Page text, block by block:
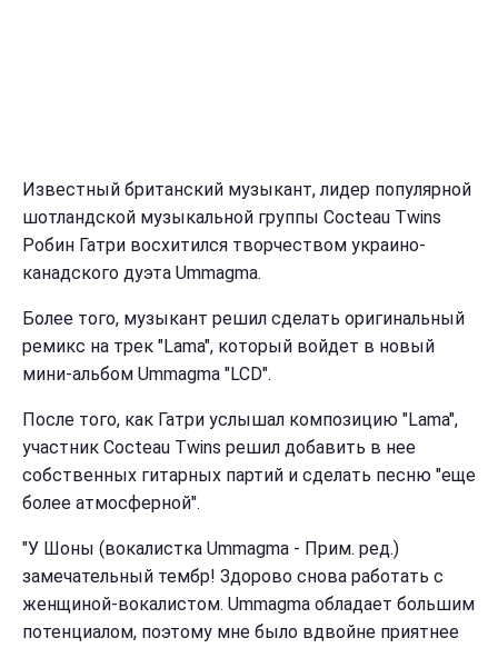
Известный британский музыкант, лидер популярной
шотландской музыкальной группы Cocteau Twins
Робин Гатри восхитился творчеством украино-
канадского дуэта Ummagma.
Более того, музыкант решил сделать оригинальный
ремикс на трек "Lama", который войдет в новый
мини-альбом Ummagma "LCD".
После того, как Гатри услышал композицию "Lama",
участник Cocteau Twins решил добавить в нее
собственных гитарных партий и сделать песню "еще
более атмосферной".
"У Шоны (вокалистка Ummagma - Прим. ред.)
замечательный тембр! Здорово снова работать с
женщиной-вокалистом. Ummagma обладает большим
потенциалом, поэтому мне было вдвойне приятнее